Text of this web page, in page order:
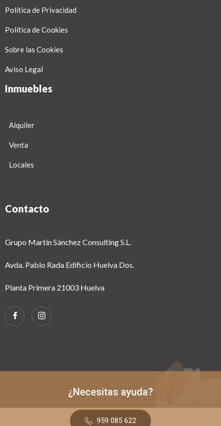
Política de Privacidad
Política de Cookies
Sobre las Cookies
Aviso Legal
Inmuebles
Alquiler
Venta
Locales
Contacto
Grupo Martín Sánchez Consulting S.L.
Avda. Pablo Rada Edificio Huelva Dos.
Planta Primera 21003 Huelva
¿Necesitas ayuda?
959 085 622